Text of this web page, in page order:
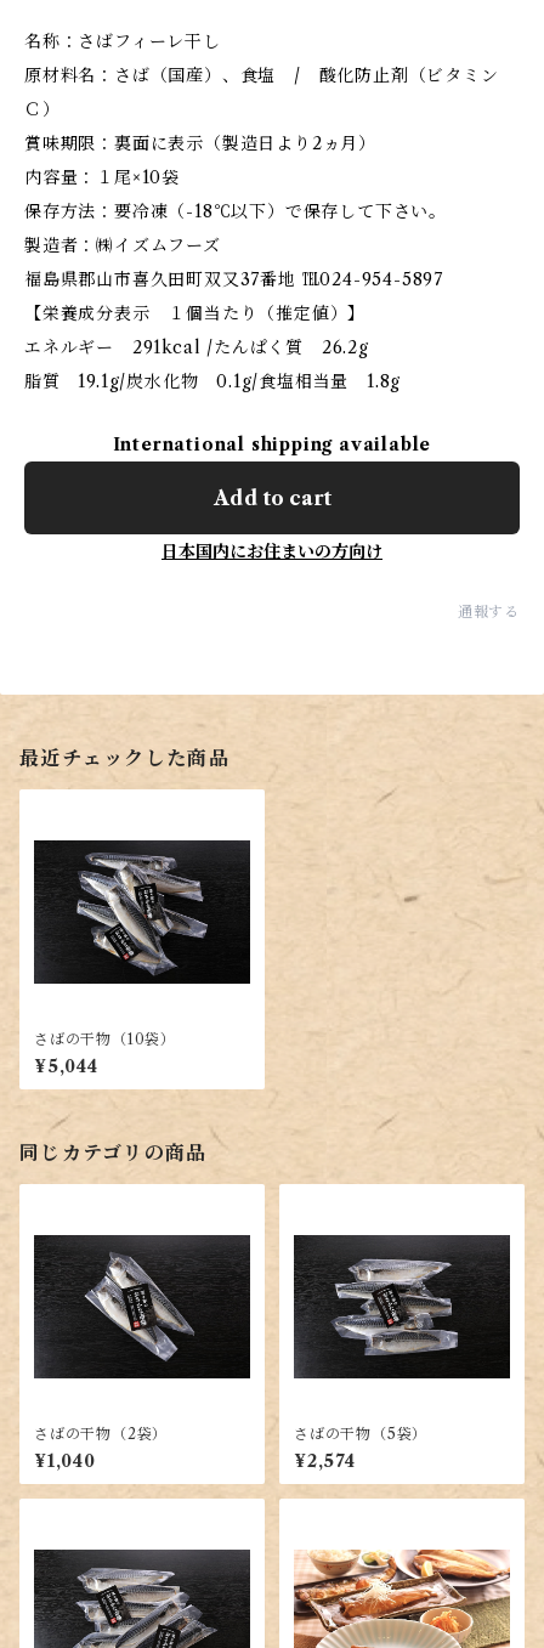
名称：さばフィーレ干し
原材料名：さば（国産）、食塩 / 酸化防止剤（ビタミン
Ｃ）
賞味期限：裏面に表示（製造日より2ヵ月）
内容量：１尾×10袋
保存方法：要冷凍（-18℃以下）で保存して下さい。
製造者：㈱イズムフーズ
福島県郡山市喜久田町双又37番地 ℡024-954-5897
【栄養成分表示 １個当たり（推定値）】
エネルギー 291kcal /たんぱく質 26.2g
脂質 19.1g/炭水化物 0.1g/食塩相当量 1.8g
International shipping available
Add to cart
日本国内にお住まいの方向け
通報する
最近チェックした商品
さばの干物（10袋）
¥5,044
同じカテゴリの商品
さばの干物（2袋）
¥1,040
さばの干物（5袋）
¥2,574